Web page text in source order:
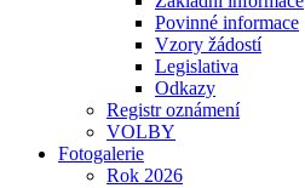
Povinné informace
Vzory žádostí
Legislativa
Odkazy
Registr oznámení
VOLBY
Fotogalerie
Rok 2026